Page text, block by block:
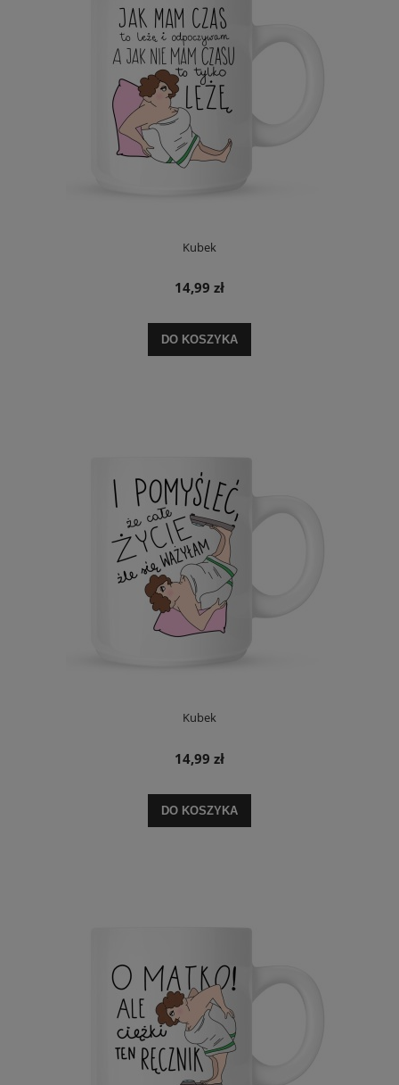
Kubek
14,99 zł
DO KOSZYKA
Kubek
14,99 zł
DO KOSZYKA